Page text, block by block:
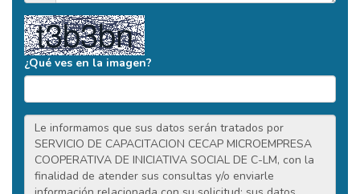
¿Qué ves en la imagen?